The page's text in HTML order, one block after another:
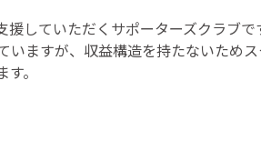
ド・飲食店
ファッ
・漫画
していただくサポーターズクラブ
いますが、収益構造を持たないため
。